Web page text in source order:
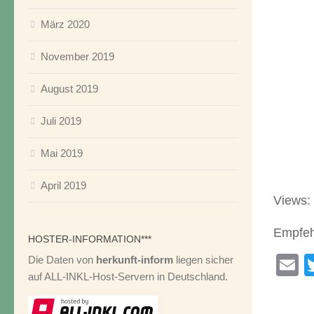
Views:
März 2020
November 2019
August 2019
Juli 2019
Mai 2019
April 2019
HOSTER-INFORMATION***
Die Daten von herkunft-inform liegen sicher
auf ALL-INKL-Host-Servern in Deutschland.